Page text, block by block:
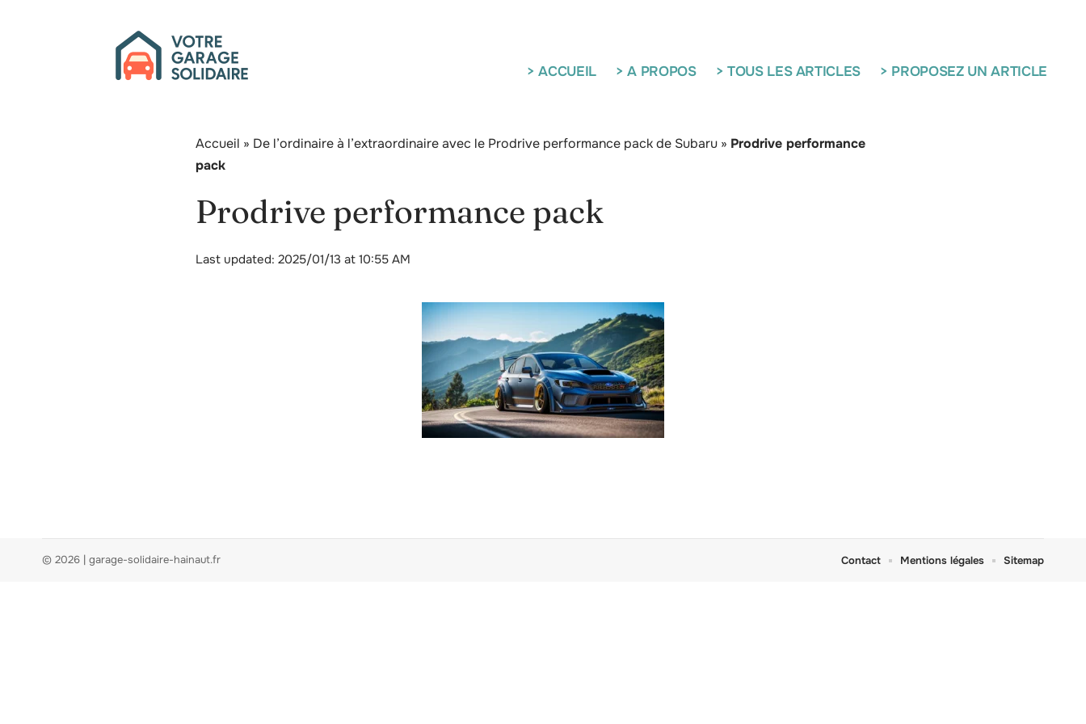
> ACCUEIL > A PROPOS > TOUS LES ARTICLES > PROPOSEZ UN ARTICLE
Accueil » De l’ordinaire à l’extraordinaire avec le Prodrive performance pack de Subaru » Prodrive performance
pack
Prodrive performance pack
Last updated: 2025/01/13 at 10:55 AM
© 2026 | garage-solidaire-hainaut.fr Contact Mentions légales Sitemap